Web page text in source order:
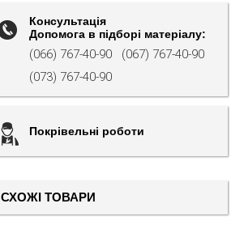
Консультація
Допомога в підборі матеріалу:
(066) 767-40-90
(067) 767-40-90
(073) 767-40-90
Покрівельні роботи
СХОЖІ ТОВАРИ